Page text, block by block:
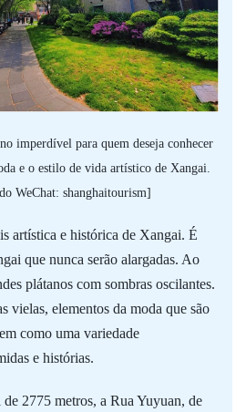
imperdível para quem deseja conhecer
e o estilo de vida artístico de Xangai.
WeChat: shanghaitourism]
artística e histórica de Xangai. É
que nunca serão alargadas. Ao
plátanos com sombras oscilantes.
vielas, elementos da moda que são
como uma variedade
e histórias.
2775 metros, a Rua Yuyuan, de